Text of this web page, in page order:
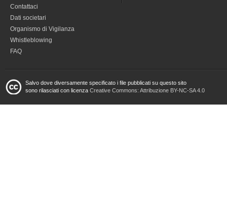
Contattaci
Dati societari
Organismo di Vigilanza
Whistleblowing
FAQ
Salvo dove diversamente specificato i file pubblicati su questo sito
sono rilasciati con licenza Creative Commons: Attribuzione BY-NC-SA 4.0